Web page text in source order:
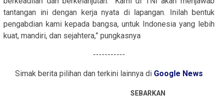
tantangan ini dengan kerja nyata di lapangan. Inilah bentuk
pengabdian kami kepada bangsa, untuk Indonesia yang lebih
kuat, mandiri, dan sejahtera,” pungkasnya
-----------
Simak berita pilihan dan terkini lainnya di Google News
SEBARKAN